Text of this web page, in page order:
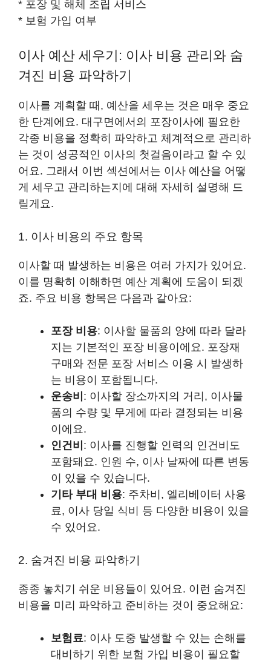
* 포장 및 해체 조립 서비스
* 보험 가입 여부
이사 예산 세우기: 이사 비용 관리와 숨
겨진 비용 파악하기
이사를 계획할 때, 예산을 세우는 것은 매우 중요
한 단계에요. 대구면에서의 포장이사에 필요한
각종 비용을 정확히 파악하고 체계적으로 관리하
는 것이 성공적인 이사의 첫걸음이라고 할 수 있
어요. 그래서 이번 섹션에서는 이사 예산을 어떻
게 세우고 관리하는지에 대해 자세히 설명해 드
릴게요.
1. 이사 비용의 주요 항목
이사할 때 발생하는 비용은 여러 가지가 있어요.
이를 명확히 이해하면 예산 계획에 도움이 되겠
죠. 주요 비용 항목은 다음과 같아요:
포장 비용: 이사할 물품의 양에 따라 달라
지는 기본적인 포장 비용이에요. 포장재
구매와 전문 포장 서비스 이용 시 발생하
는 비용이 포함됩니다.
운송비 : 이사할 장소까지의 거리, 이사물
품의 수량 및 무게에 따라 결정되는 비용
이에요.
인건비 : 이사를 진행할 인력의 인건비도
포함돼요. 인원 수, 이사 날짜에 따른 변동
이 있을 수 있습니다.
기타 부대 비용: 주차비, 엘리베이터 사용
료, 이사 당일 식비 등 다양한 비용이 있을
수 있어요.
2. 숨겨진 비용 파악하기
종종 놓치기 쉬운 비용들이 있어요. 이런 숨겨진
비용을 미리 파악하고 준비하는 것이 중요해요:
보험료: 이사 도중 발생할 수 있는 손해를
대비하기 위한 보험 가입 비용이 필요할